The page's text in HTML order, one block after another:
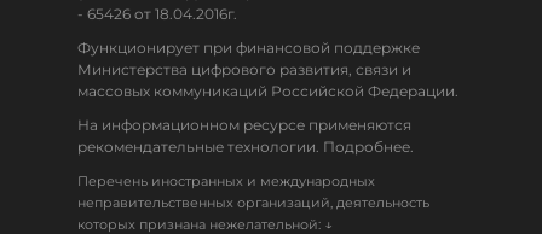
- 65426 от 18.04.2016г.
Функционирует при финансовой поддержке
Министерства цифрового развития, связи и
массовых коммуникаций Российской Федерации.
На информационном ресурсе применяются
рекомендательные технологии. Подробнее.
Перечень иностранных и международных
неправительственных организаций, деятельность
которых признана нежелательной: ↓